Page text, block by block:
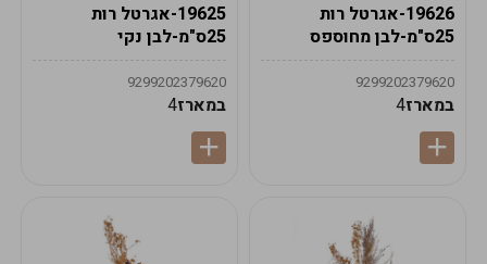
19626-אגרטל רות
25ס"מ-לבן מחוספס
9299202379620
במארז4
19625-אגרטל רות
25ס"מ-לבן נקי
9299202379620
במארז4